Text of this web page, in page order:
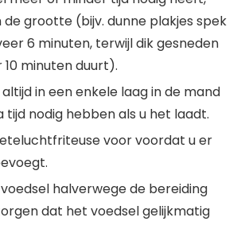
de grootte (bijv. dunne plakjes spek
6 minuten, terwijl dik gesneden
minuten duurt).
in een enkele laag in de mand
tijd nodig hebben als u het laadt.
voor voordat u er
halverwege de bereiding
dat het voedsel gelijkmatig